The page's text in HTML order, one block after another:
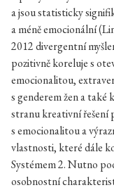
a jsou statisticky
a méně emocionální
2012 divergentní
pozitivně koreluje s
emocionalitou,
s genderem žen a
stranu kreativní řešení
s emocionalitou a
vlastnosti, které dále
Systémem 2. Nutno
osobnostní